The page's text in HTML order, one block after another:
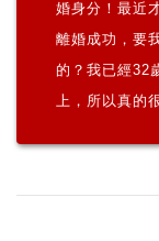
婚身分！最近
離婚成功，要
的？我已經32
上，所以真的